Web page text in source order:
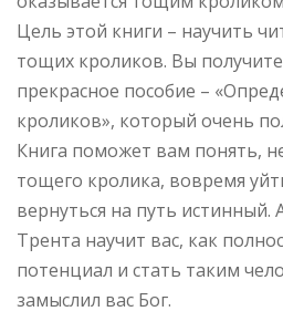
Цель этой книги – научить
тощих кроликов. Вы
прекрасное пособие –
кроликов», который очень
Книга поможет вам понять,
тощего кролика, вовремя
вернуться на путь
Трента научит вас, как
потенциал и стать таким
замыслил вас Бог.